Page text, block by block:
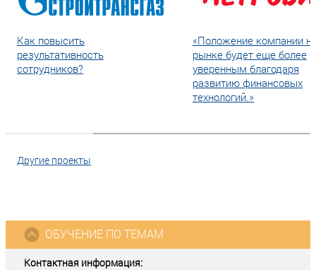
Как повысить
результативность
сотрудников?
«Положение компании
рынке будет еще более
уверенным благодаря
развитию финансовых
технологий.»
Другие проекты
Контактная информация:
ОБУЧЕНИЕ ПО ТЕМАМ